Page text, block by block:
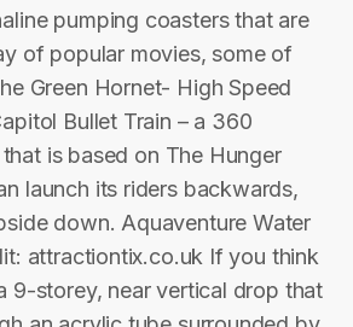
pumping coasters that are
of popular movies, some of
Green Hornet- High Speed
Bullet Train – a 360
is based on The Hunger
launch its riders backwards,
down. Aquaventure Water
attractiontix.co.uk If you think
9-storey, near vertical drop that